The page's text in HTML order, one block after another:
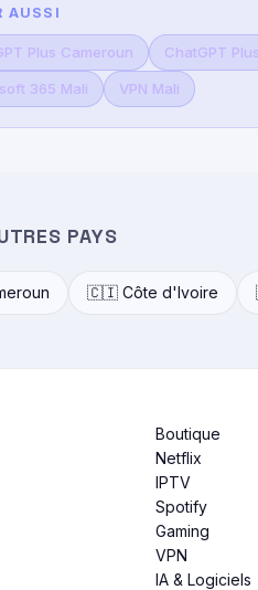
AUSSI
Plus Cameroun ChatGPT
365 Mali VPN Mali
PAYS
🇨🇮 Côte d'Ivoire
Boutique
Netflix
IPTV
Spotify
Gaming
VPN
IA & Logiciels